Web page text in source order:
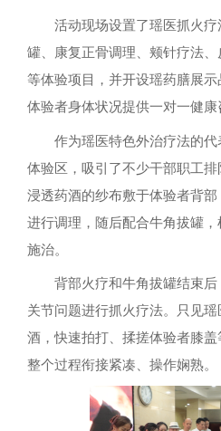
活动现场设置了瑶医抓火
罐、康复正骨调理、颊针疗法
等体验项目，并开设瑶药膳展
体验者身体状况提供一对一健康
作为瑶医特色外治疗法的
体验区，吸引了不少干部职工
浸透药酒的纱布敷于体验者背
进行调理，随后配合牛角拔罐
施治。
背部火疗和牛角拔罐结束
关节问题进行抓火疗法。只见
酒，快速拍打、揉搓体验者膝盖
整个过程衔接紧凑、操作娴熟。